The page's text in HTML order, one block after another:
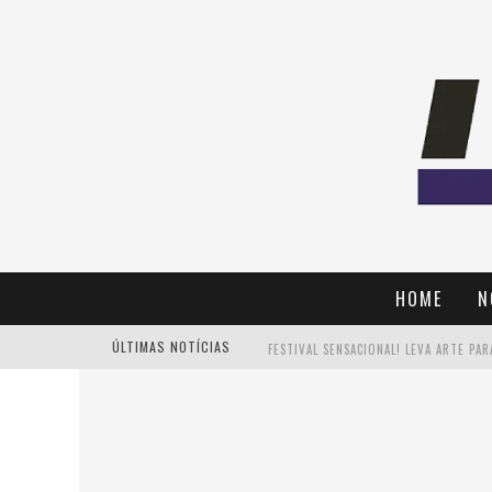
HOME
ÚLTIMAS NOTÍCIAS